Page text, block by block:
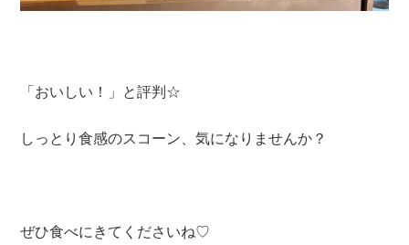
「おいしい！」と評判☆
しっとり食感のスコーン、気になりませんか？
ぜひ食べにきてくださいね♡